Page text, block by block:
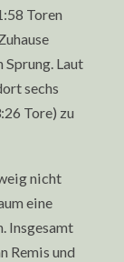
Toren
Sprung. Laut
sechs
Tore) zu
nicht
eine
Insgesamt
Remis und